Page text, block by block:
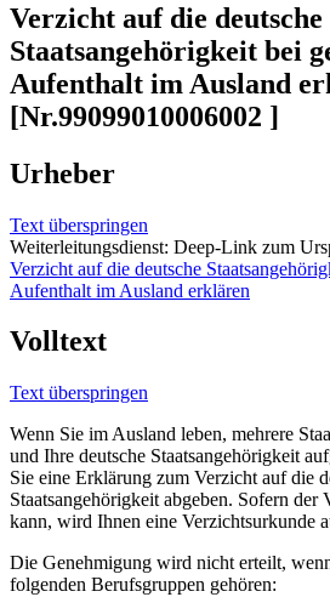
Verzicht auf die deutsche
Staatsangehörigkeit bei
Aufenthalt im Ausland
[Nr.99099010006002 ]
Urheber
Text überspringen
Weiterleitungsdienst: Deep-Link zum
Verzicht auf die deutsche
Aufenthalt im Ausland erklären
Volltext
Text überspringen
Wenn Sie im Ausland leben, mehrere
und Ihre deutsche Staatsangehörigkeit
Sie eine Erklärung zum Verzicht auf die
Staatsangehörigkeit abgeben. Sofern der
kann, wird Ihnen eine Verzichtsurkunde
Die Genehmigung wird nicht erteilt,
folgenden Berufsgruppen gehören: